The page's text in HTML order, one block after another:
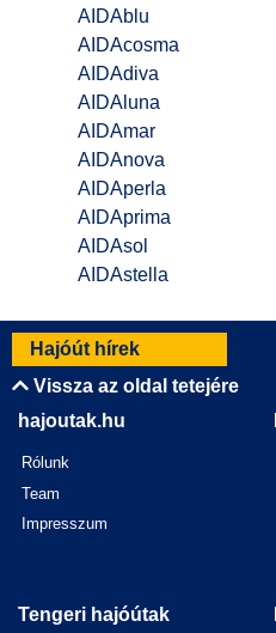
AIDAblu
AIDAcosma
AIDAdiva
AIDAluna
AIDAmar
AIDAnova
AIDAperla
AIDAprima
AIDAsol
AIDAstella
Hajóút hírek
Vissza az oldal tetejére
hajoutak.hu
Rólunk
Team
Impresszum
Tengeri hajóútak